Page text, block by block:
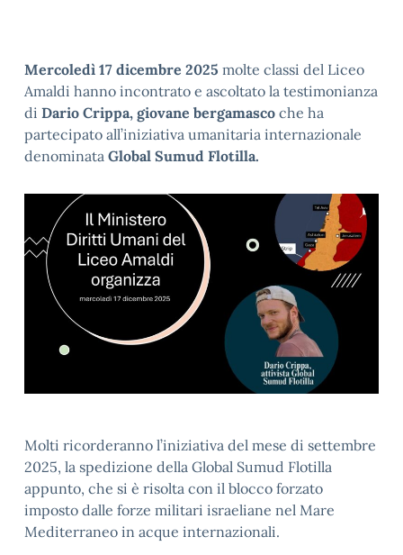
Mercoledì 17 dicembre 2025 molte classi del Liceo
Amaldi hanno incontrato e ascoltato la testimonianza
di Dario Crippa, giovane bergamasco che ha
partecipato all’iniziativa umanitaria internazionale
denominata Global Sumud Flotilla.
Molti ricorderanno l’iniziativa del mese di settembre
2025, la spedizione della Global Sumud Flotilla
appunto, che si è risolta con il blocco forzato
imposto dalle forze militari israeliane nel Mare
Mediterraneo in acque internazionali.